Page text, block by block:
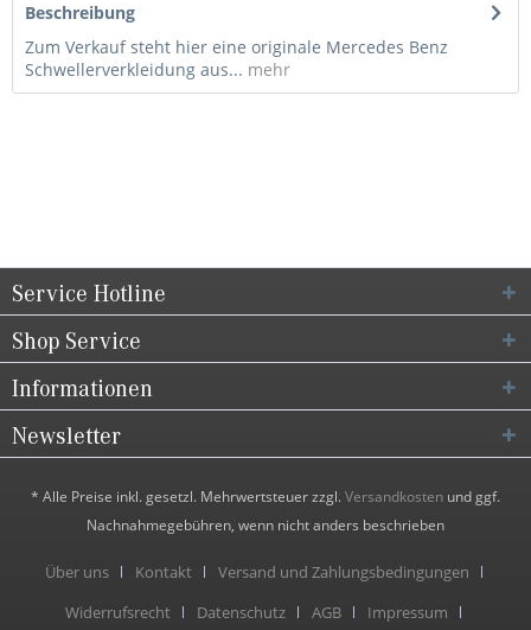
Beschreibung
Zum Verkauf steht hier eine originale Mercedes Benz
Schwellerverkleidung aus... mehr
Service Hotline
Shop Service
Informationen
Newsletter
* Alle Preise inkl. gesetzl. Mehrwertsteuer zzgl.Versandkosten und ggf.
Nachnahmegebühren, wenn nicht anders beschrieben
Über uns Kontakt
Versand und Zahlungsbedingungen
Widerrufsrecht
Datenschutz AGB Impressum